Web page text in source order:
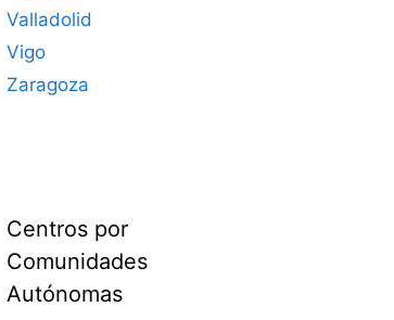
Valladolid
Vigo
Zaragoza
Centros por
Comunidades
Autónomas